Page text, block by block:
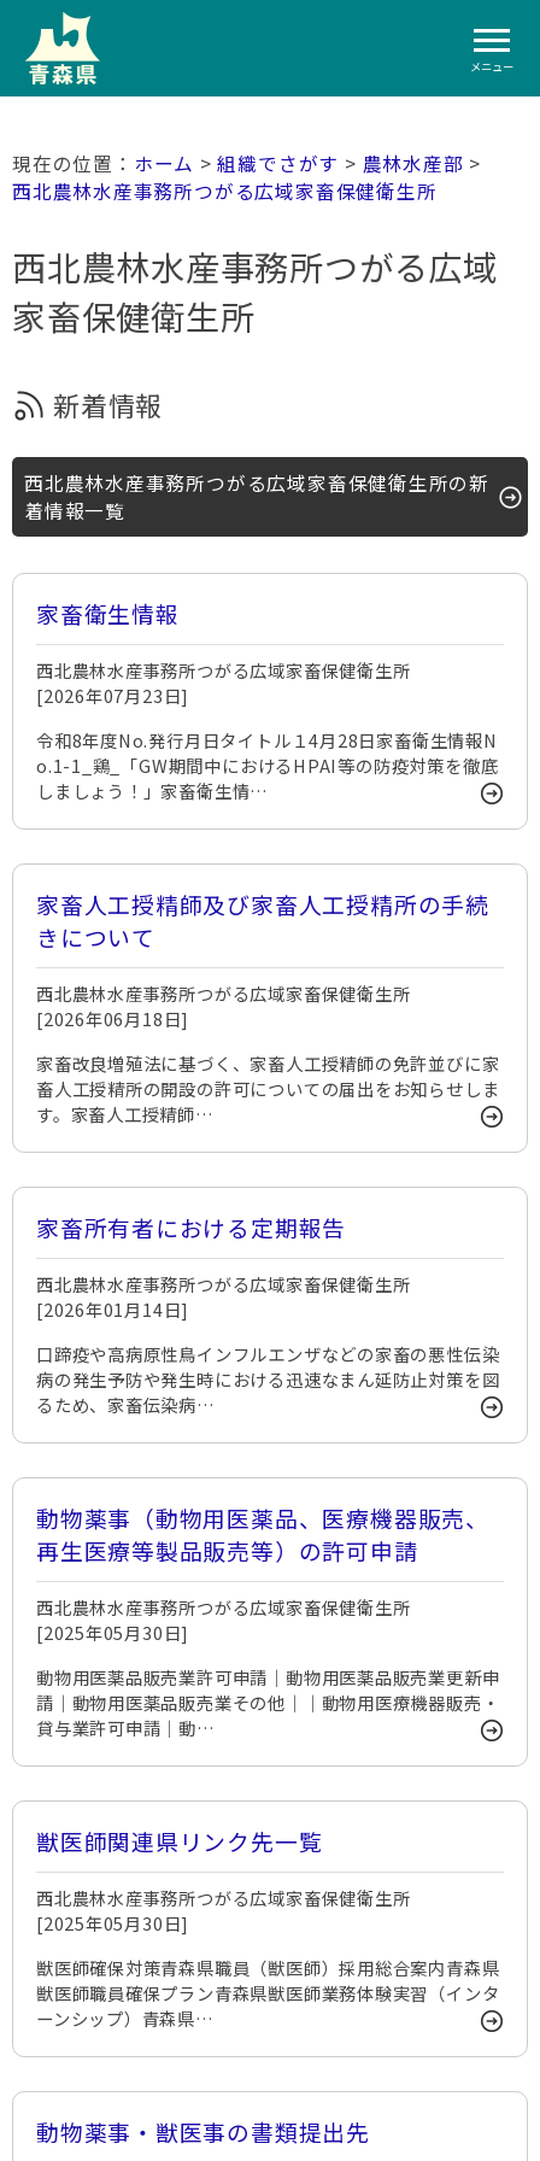
メニュー
ホーム >組織でさがす > 農林水産部 >
西北農林水産事務所つがる広域家畜保健衛生所
西北農林水産事務所つがる広域
家畜保健衛生所
新着情報
西北農林水産事務所つがる広域家畜保健衛生所の新
着情報一覧
家畜衛生情報
西北農林水産事務所つがる広域家畜保健衛生所
[2026年07月23日]
令和8年度No.発行月日タイトル１4月28日家畜衛生情報N
o.1-1_鶏_「GW期間中におけるHPAI等の防疫対策を徹底
しましょう！」家畜衛生情…
家畜人工授精師及び家畜人工授精所の手続
きについて
西北農林水産事務所つがる広域家畜保健衛生所
[2026年06月18日]
家畜改良増殖法に基づく、家畜人工授精師の免許並びに家
畜人工授精所の開設の許可についての届出をお知らせしま
す。家畜人工授精師…
家畜所有者における定期報告
西北農林水産事務所つがる広域家畜保健衛生所
[2026年01月14日]
口蹄疫や高病原性鳥インフルエンザなどの家畜の悪性伝染
病の発生予防や発生時における迅速なまん延防止対策を図
るため、家畜伝染病…
動物薬事（動物用医薬品、医療機器販売、
再生医療等製品販売等）の許可申請
西北農林水産事務所つがる広域家畜保健衛生所
[2025年05月30日]
動物用医薬品販売業許可申請｜動物用医薬品販売業更新申
請｜動物用医薬品販売業その他｜｜動物用医療機器販売・
貸与業許可申請｜動…
獣医師関連県リンク先一覧
西北農林水産事務所つがる広域家畜保健衛生所
[2025年05月30日]
獣医師確保対策青森県職員（獣医師）採用総合案内青森県
獣医師職員確保プラン青森県獣医師業務体験実習（インタ
ーンシップ）青森県…
動物薬事・獣医事の書類提出先